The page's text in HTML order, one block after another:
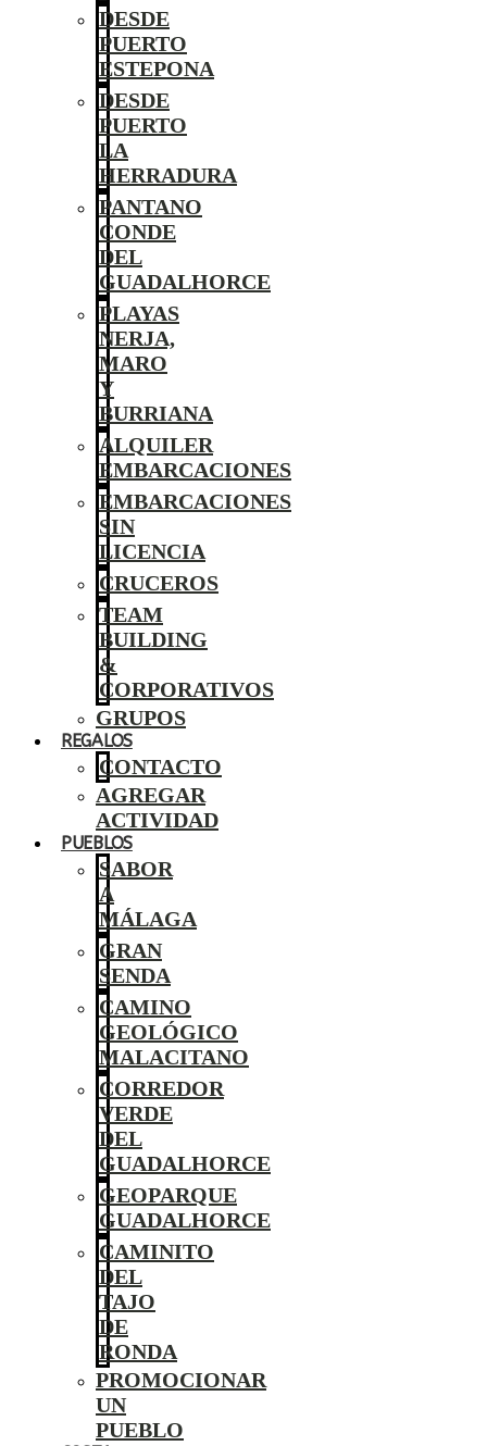
DESDE
PUERTO
ESTEPONA
DESDE
PUERTO
LA
HERRADURA
PANTANO
CONDE
DEL
GUADALHORCE
PLAYAS
NERJA,
MARO
Y
BURRIANA
ALQUILER
EMBARCACIONES
EMBARCACIONES
SIN
LICENCIA
CRUCEROS
TEAM
BUILDING
&
CORPORATIVOS
GRUPOS
REGALOS
CONTACTO
AGREGAR
ACTIVIDAD
PUEBLOS
SABOR
A
MÁLAGA
GRAN
SENDA
CAMINO
GEOLÓGICO
MALACITANO
CORREDOR
VERDE
DEL
GUADALHORCE
GEOPARQUE
GUADALHORCE
CAMINITO
DEL
TAJO
DE
RONDA
PROMOCIONAR
UN
PUEBLO